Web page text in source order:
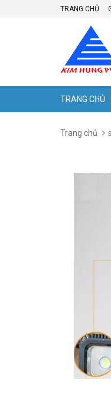
TRANG CHỦ
TRANG CHỦ
Trang chủ